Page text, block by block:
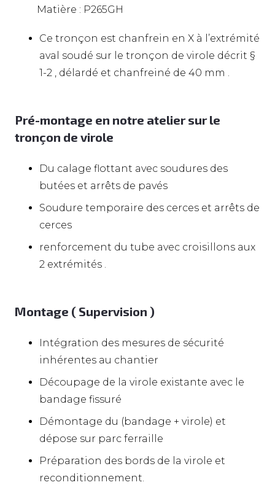
Matière : P265GH
Ce tronçon est chanfrein en X à l’extrémité
aval soudé sur le tronçon de virole décrit §
1-2 , délardé et chanfreiné de 40 mm .
Pré-montage en notre atelier sur le
tronçon de virole
Du calage flottant avec soudures des
butées et arrêts de pavés
Soudure temporaire des cerces et arrêts de
cerces
renforcement du tube avec croisillons aux
2 extrémités .
Montage ( Supervision )
Intégration des mesures de sécurité
inhérentes au chantier
Découpage de la virole existante avec le
bandage fissuré
Démontage du (bandage + virole) et
dépose sur parc ferraille
Préparation des bords de la virole et
reconditionnement.